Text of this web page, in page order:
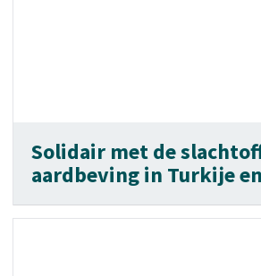
Solidair met de
aardbeving in Turkije